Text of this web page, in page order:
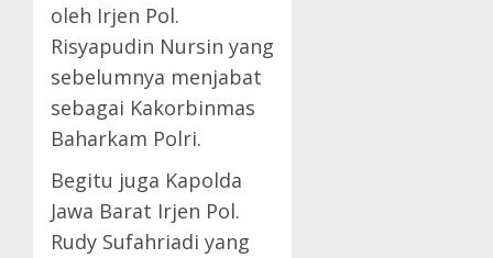
oleh Irjen Pol.
Risyapudin Nursin yang
sebelumnya menjabat
sebagai Kakorbinmas
Baharkam Polri.
Begitu juga Kapolda
Jawa Barat Irjen Pol.
Rudy Sufahriadi yang